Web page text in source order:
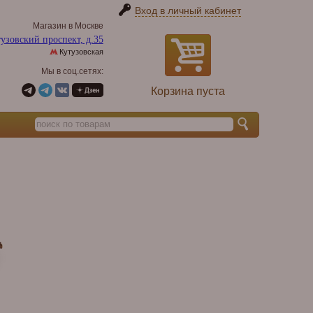
Вход в личный кабинет
Корзина пуста
Магазин в Москве
проспект, д.35
Кутузовская
Мы в соц.сетях: